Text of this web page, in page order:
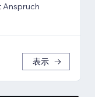
Anspruch
表示